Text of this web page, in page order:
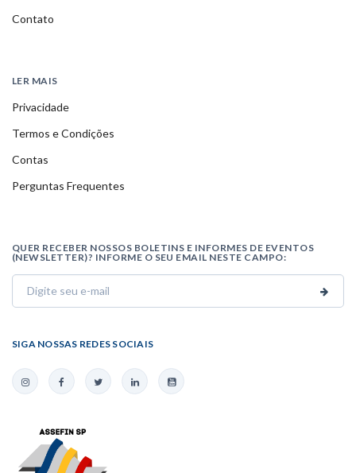
Contato
LER MAIS
Privacidade
Termos e Condições
Contas
Perguntas Frequentes
QUER RECEBER NOSSOS BOLETINS E INFORMES DE EVENTOS
(NEWSLETTER)? INFORME O SEU EMAIL NESTE CAMPO:
SIGA NOSSAS REDES SOCIAIS